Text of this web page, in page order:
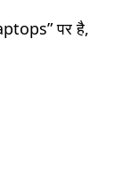
पर है,